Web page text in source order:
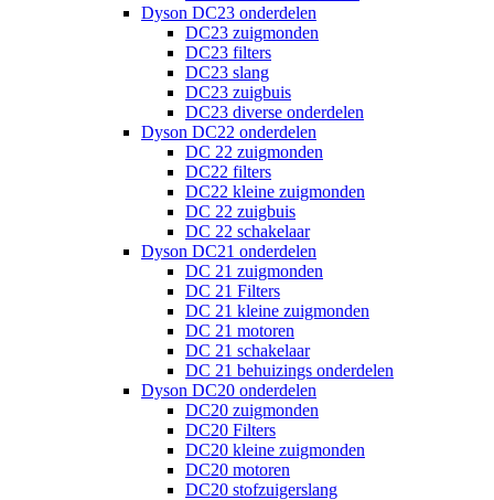
Dyson DC23 onderdelen
DC23 zuigmonden
DC23 filters
DC23 slang
DC23 zuigbuis
DC23 diverse onderdelen
Dyson DC22 onderdelen
DC 22 zuigmonden
DC22 filters
DC22 kleine zuigmonden
DC 22 zuigbuis
DC 22 schakelaar
Dyson DC21 onderdelen
DC 21 zuigmonden
DC 21 Filters
DC 21 kleine zuigmonden
DC 21 motoren
DC 21 schakelaar
DC 21 behuizings onderdelen
Dyson DC20 onderdelen
DC20 zuigmonden
DC20 Filters
DC20 kleine zuigmonden
DC20 motoren
DC20 stofzuigerslang